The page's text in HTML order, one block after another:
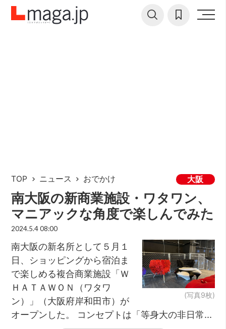
TOP ニュース おでかけ 大阪
南大阪の新商業施設・ワタワン、
マニアックな角度で楽しんでみた
2024.5.4 08:00
(写真9枚)
南大阪の新名所として５月１
日、ショッピングから宿泊ま
で楽しめる複合商業施設「Ｗ
ＨＡＴＡＷＯＮ（ワタワ
ン）」（大阪府岸和田市）が
オープンした。 コンセプトは「等身大の非日常...